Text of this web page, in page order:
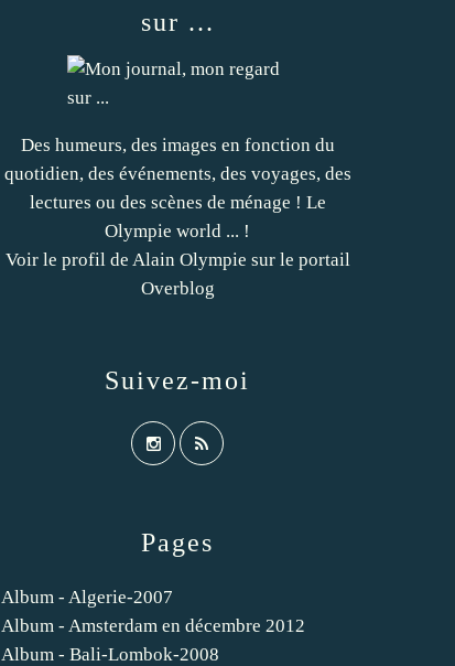
Pages
Album - Algerie-2007
Album - Amsterdam en décembre 2012
Album - Bali-Lombok-2008
sur ...
Des humeurs, des images en fonction du
quotidien, des événements, des voyages, des
lectures ou des scènes de ménage ! Le
Olympie world ... !
Voir le profil de Alain Olympie sur le portail
Overblog
Suivez-moi